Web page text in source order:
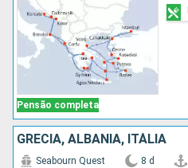
Pensão completa
GRÉCIA, ALBÂNIA, ITÁLIA
Seabourn Quest 8 d